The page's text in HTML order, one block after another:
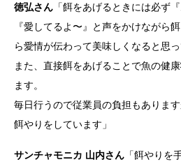
徳弘さん 「餌をあげるときには必ず
『愛してるよ〜』と声をかけながら
ら愛情が伝わって美味しくなると思っ
また、直接餌をあげることで魚の健
ます。
毎日行うので従業員の負担もありま
餌やりをしています」
サンチャモニカ 山内さん 「餌やりを